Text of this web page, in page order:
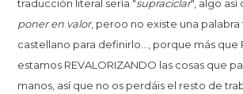
traducción literal sería "supraciclar", algo así
poner en valor, peroo no existe una
castellano para definirlo..., porque más que
estamos REVALORIZANDO las cosas que
manos, así que no os perdáis el resto de